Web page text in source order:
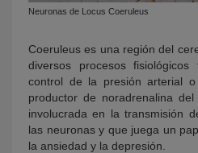
Neuronas de Locus Coeruleus
Coeruleus es una región del
diversos procesos
control de la presión arterial
productor de noradrenalina
involucrada en la transmisión
las neuronas y que juega un
la ansiedad y la depresión.